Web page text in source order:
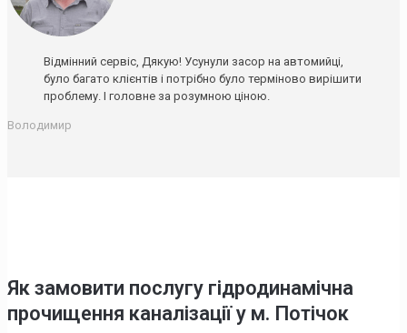
Відмінний сервіс, Дякую! Усунули засор на автомийці,
було багато клієнтів і потрібно було терміново вирішити
проблему. І головне за розумною ціною.
Володимир
Як замовити послугу гідродинамічна
прочищення каналізації у м. Потічок